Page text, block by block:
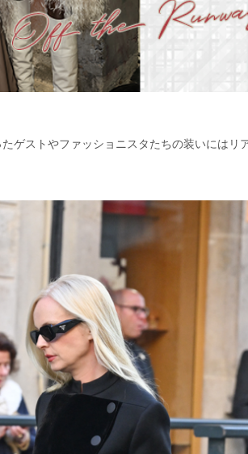
ゲストやファッショニスタたちの装いにはリ